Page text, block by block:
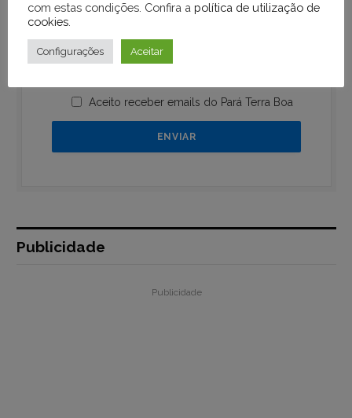
Aceito receber emails do Pará Terra Boa
Publicidade
Publicidade
com estas condições. Confira a política de utilização de
cookies
Configurações Aceitar